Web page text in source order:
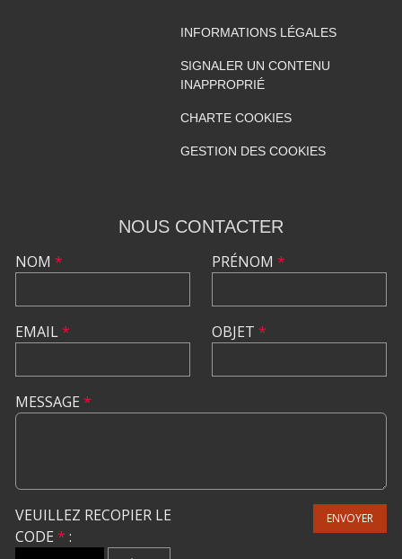
INFORMATIONS LÉGALES
SIGNALER UN CONTENU
INAPPROPRIÉ
CHARTE COOKIES
GESTION DES COOKIES
NOUS CONTACTER
NOM *
EMAIL*
PRÉNOM *
OBJET *
MESSAGE *
VEUILLEZ RECOPIER LE
CODE * :
ENVOYER